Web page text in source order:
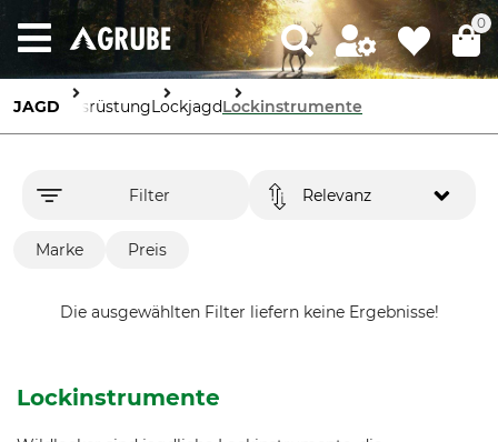
0
JAGD AusrüstungLockjagdLockinstrumente
Filter Relevanz
Marke Preis
Die ausgewählten Filter liefern keine Ergebnisse!
Lockinstrumente